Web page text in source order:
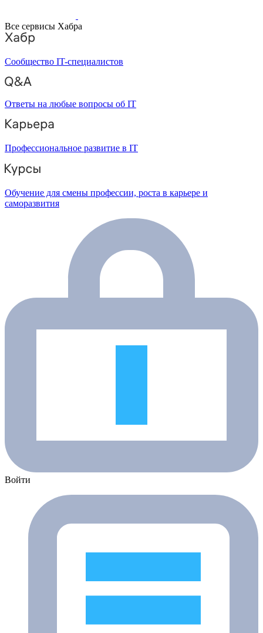
Все сервисы Хабра
Сообщество IT-специалистов
Ответы на любые вопросы об IT
Профессиональное развитие в IT
Обучение для смены профессии, роста в карьере и
саморазвития
Войти